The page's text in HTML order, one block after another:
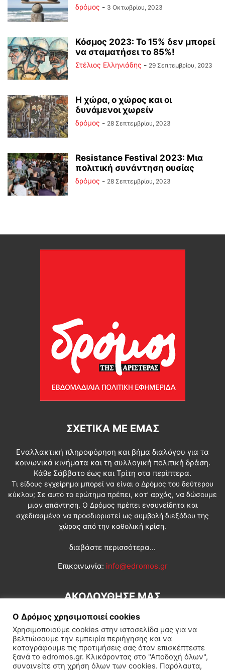
δρόμος - 3 Οκτωβρίου, 2023
Κόσμος 2023: Το 15% δεν μπορεί
να σταματήσει το 85%!
Στέλιος Ελληνιάδης - 29 Σεπτεμβρίου, 2023
Η χώρα, ο χώρος και οι
δυνάμενοι χωρείν
δρόμος - 28 Σεπτεμβρίου, 2023
Resistance Festival 2023: Μια
πολιτική συνάντηση ουσίας
δρόμος - 28 Σεπτεμβρίου, 2023
ΣΧΕΤΙΚΆ ΜΕ ΕΜΆΣ
Εναλλακτική πληροφόρηση και βήμα διαλόγου για τα
κοινωνικά κινήματα και τη συλλογική πολιτική δράση.
Κάθε Σάββατο έως και Τρίτη στα περίπτερα.
Τι είδους εγχείρημα μπορεί να είναι ο Δρόμος του δεύτερου
κύκλου; Σε αυτό το ερώτημα πρέπει, κατ’ αρχάς, να δώσουμε
μιαν απάντηση. Ο Δρόμος πρέπει ενσυνείδητα και
σχεδιασμένα να προσδιοριστεί ως συμβολή διεξόδου της
χώρας από την καθολική κρίση.
διαβάστε περισσότερα...
Επικοινωνία: info@edromos.gr
ΑΚΟΛΟΥΘΗΣΕ ΜΑΣ
Ο Δρόμος χρησιμοποιεί cookies
Χρησιμοποιούμε cookies στην ιστοσελίδα μας για να
βελτιώσουμε την εμπειρία περιήγησης και να
καταγράφουμε τις προτιμήσεις σας όταν επισκέπτεστε
ξανά το edromos.gr. Κλικάροντας στο "Αποδοχή όλων",
συναινείτε στη χρήση όλων των cookies. Παρόλαυτα,